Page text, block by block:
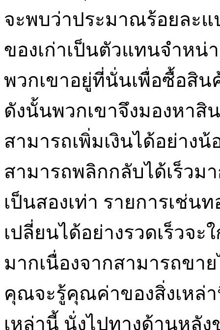
จะพบว่าประมาณร้อยละ
ของเก่าเป็นตัวแทนจำหน่
พวกเขาอยู่ที่นั่นเพื่อซื้อสิ
ดังนั้นพวกเขาจึงมองหาสิ
สามารถเพิ่มเงินได้อย่าง
สามารถพลิกกลับได้เร็วม
เป็นสองเท่า รายการเช่น
เปลี่ยนได้อย่างรวดเร็วจ
มากเนื่องจากสามารถขา
คุณจะรู้คุณค่าของสิ่งเหล่า
เหล่านี้ นั่งไปทางด้านหลัง